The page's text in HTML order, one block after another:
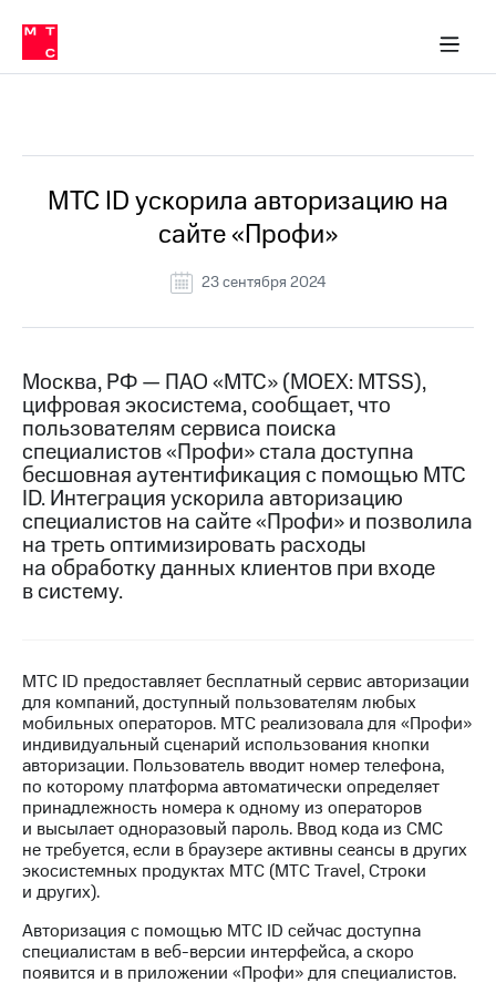
Медиа-центр
и акционерам
Устойчивое развитие
Комплаенс и деловая этика
компании
Карьера
История
компании
Руководство
Контакты
Медиа-центр
Пресс-
релизы
МТС
о технологиях
Достижения
Финансовая
отчетность
Контакты
Новости
в
регионе
и акционерам
Корпоративное
Корпоративный
секретарь
в МТС
Пресс-
релизы
о технологиях
МТС ID ускорила авторизацию на
сайте «Профи»
23 сентября 2024
Москва, РФ — ПАО «МТС» (MOEX: MTSS),
цифровая экосистема, сообщает, что
пользователям сервиса поиска
специалистов «Профи» стала доступна
бесшовная аутентификация с помощью МТС
ID. Интеграция ускорила авторизацию
специалистов на сайте «Профи» и позволила
на треть оптимизировать расходы
на обработку данных клиентов при входе
в систему.
МТС ID предоставляет бесплатный сервис авторизации
для компаний, доступный пользователям любых
мобильных операторов. МТС реализовала для «Профи»
индивидуальный сценарий использования кнопки
авторизации. Пользователь вводит номер телефона,
по которому платформа автоматически определяет
принадлежность номера к одному из операторов
и высылает одноразовый пароль. Ввод кода из СМС
не требуется, если в браузере активны сеансы в других
экосистемных продуктах МТС (МТС Travel, Строки
и других).
Авторизация с помощью МТС ID сейчас доступна
специалистам в веб-версии интерфейса, а скоро
появится и в приложении «Профи» для специалистов.